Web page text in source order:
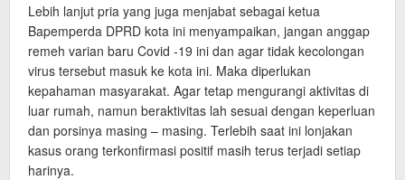
Lebih lanjut pria yang juga menjabat sebagai ketua
Bapemperda DPRD kota ini menyampaikan, jangan anggap
remeh varian baru Covid -19 ini dan agar tidak kecolongan
virus tersebut masuk ke kota ini. Maka diperlukan
kepahaman masyarakat. Agar tetap mengurangi aktivitas di
luar rumah, namun beraktivitas lah sesuai dengan keperluan
dan porsinya masing – masing. Terlebih saat ini lonjakan
kasus orang terkonfirmasi positif masih terus terjadi setiap
harinya.